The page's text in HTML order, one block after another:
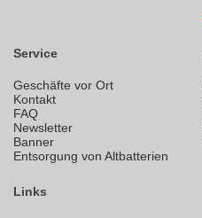
Service
Geschäfte vor Ort
Kontakt
FAQ
Newsletter
Banner
Entsorgung von Altbatterien
Links